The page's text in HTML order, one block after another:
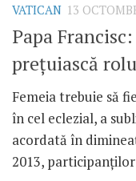
VATICAN 13
Papa
preţuiască
Femeia trebuie să
în cel eclezial, a
acordată în
2013,